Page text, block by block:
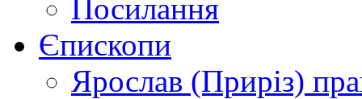
Посилання
Єпископи
Ярослав (Приріз)